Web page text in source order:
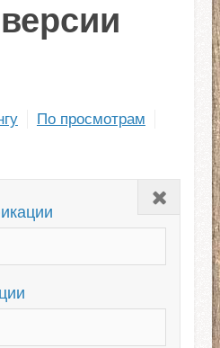
По просмотрам
Закрыть